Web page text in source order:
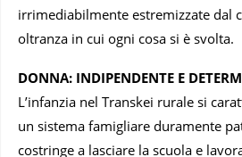
irrimediabilmente estremizzate dal
oltranza in cui ogni cosa si è svolta.
DONNA: INDIPENDENTE E
L’infanzia nel Transkei rurale si
un sistema famigliare duramente
costringe a lasciare la scuola e